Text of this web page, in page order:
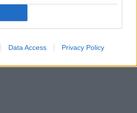
Data Access Privacy Policy